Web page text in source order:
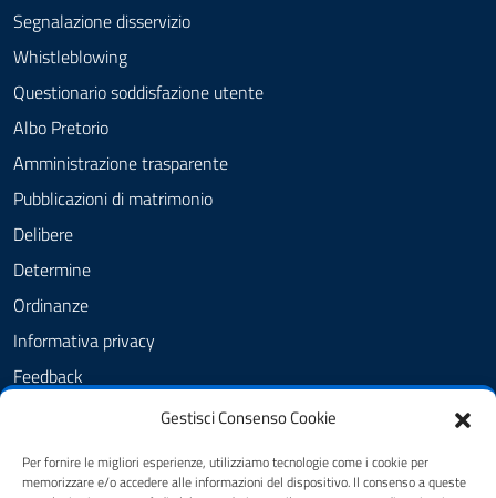
Gestisci Consenso Cookie
Per fornire le migliori esperienze, utilizziamo tecnologie come i cookie per
memorizzare e/o accedere alle informazioni del dispositivo. Il consenso a queste
Segnalazione disservizio
Whistleblowing
Questionario soddisfazione utente
Albo Pretorio
Amministrazione trasparente
Pubblicazioni di matrimonio
Delibere
Determine
Ordinanze
Informativa privacy
Feedback
Obiettivi di accessibilità